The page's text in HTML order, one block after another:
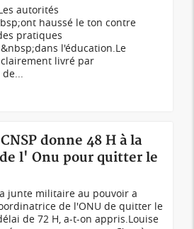
autorités
haussé le ton contre
pratiques
l'éducation.Le
livré par
donne 48 H à la
l' Onu pour quitter le
junte militaire au pouvoir a
de l'ONU de quitter le
de 72 H, a-t-on appris.Louise